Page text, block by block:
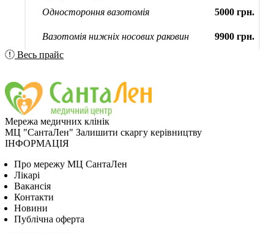
Одностороння вазотомія
5000 грн.
Вазотомія нижніх носових раковин
9900 грн.
Весь прайс
Мережа медичних клінік
МЦ "СантаЛен" Залишити скаргу керівництву
ІНФОРМАЦІЯ
Про мережу МЦ СантаЛен
Лікарі
Вакансія
Контакти
Новини
Публічна оферта